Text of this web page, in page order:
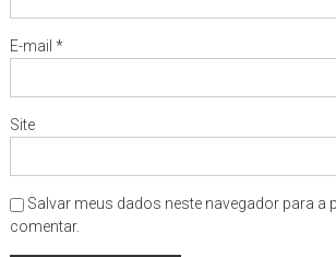
E-mail *
Site
Salvar meus dados neste navegador para a
comentar.